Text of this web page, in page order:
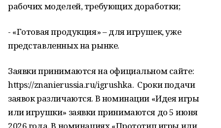
рабочих моделей, требующих доработки;
- «Готовая продукция» – для игрушек, уже
представленных на рынке.
Заявки принимаются на официальном сайте:
https://znanierussia.ru/igrushka. Сроки подачи
заявок различаются. В номинации «Идея игры
или игрушки» заявки принимаются до 5 июня